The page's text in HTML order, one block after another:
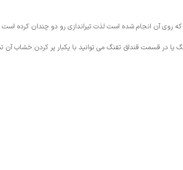
در قسمت قنداق تفنگ می توانید با یکبار پر کردن خشاب آن